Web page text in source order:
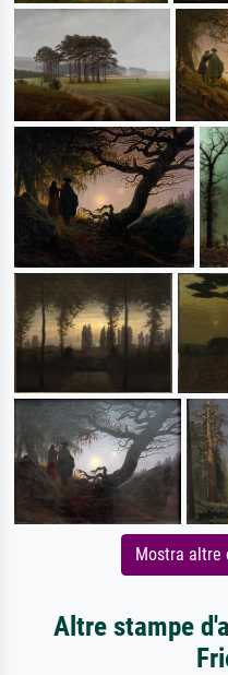
Mostra altre
Altre stampe